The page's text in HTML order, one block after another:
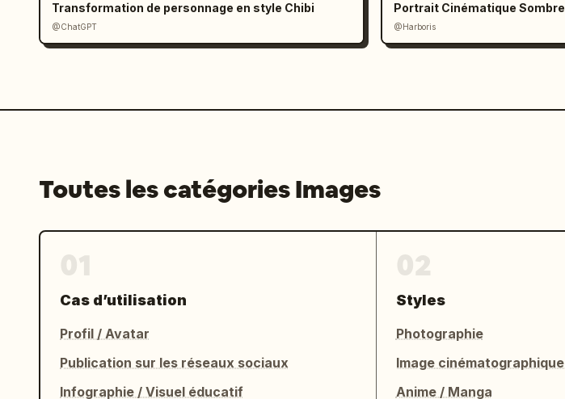
Transformation de personnage en style Chibi
@ChatGPT
Portrait Cinématique Sombre
@Harboris
Toutes les catégories Images
Cas d’utilisation
Profil / Avatar
Publication sur les réseaux sociaux
Infographie / Visuel éducatif
Styles
Photographie
Anime / Manga